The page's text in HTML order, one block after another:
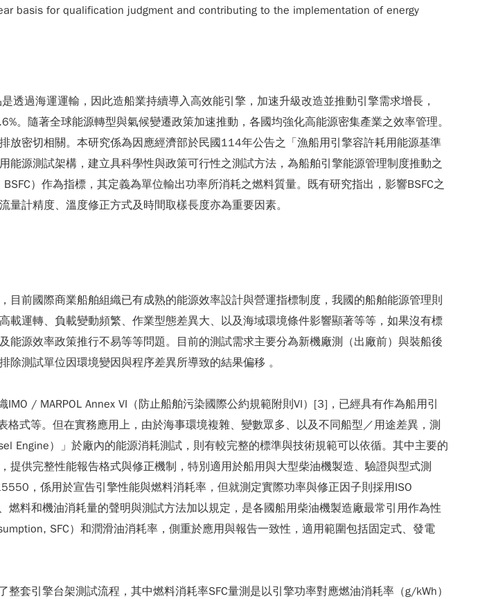
basis for qualification judgment and contributing to the implementation of energy
過海運運輸，因此造船業持續導入高效能引擎，加速升級改造並推動引擎需求增長，
隨著全球能源轉型與氣候變遷政策加速推動，各國均強化高能源密集產業之效率管理。
密切相關。本研究係為因應經濟部於民國114年公告之「漁船用引擎容許耗用能源基準
源測試架構，建立具科學性與政策可行性之測試方法，為船舶引擎能源管理制度推動之
）作為指標，其定義為單位輸出功率所消耗之燃料質量。既有研究指出，影響BSFC之
計精度、溫度修正方式及時間取樣長度亦為重要因素。
前國際商業船舶組織已有成熟的能源效率設計與營運指標制度，我國的船舶能源管理則
運轉、負載變動頻繁、作業型態差異大、以及海域環境條件影響顯著等等，如果沒有標
源效率政策推行不易等等問題。目前的測試需求主要分為新機廠測（出廠前）與裝船後
測試單位因環境變因與程序差異所導致的結果偏移 。
/ MARPOL Annex VI（防止船舶污染國際公約規範附則VI）[3]，已經具有作為船用引
式等。但在實務應用上，由於海事環境複雜、變數眾多、以及不同船型／用途差異，測
Engine）」於廠內的能源消耗測試，則有較完整的標準與技術規範可以依循。其中主要的
供完整性能報告格式與修正機制，特別適用於船用與大型柴油機製造、驗證與型式測
，係用於宣告引擎性能與燃料消耗率，但就測定實際功率與修正因子則採用ISO
料和機油消耗量的聲明與測試方法加以規定，是各國船用柴油機製造廠最常引用作為性
SFC）和潤滑油消耗率，側重於應用與報告一致性，適用範圍包括固定式、發電
套引擎台架測試流程，其中燃料消耗率SFC量測是以引擎功率對應燃油消耗率（g/kWh）